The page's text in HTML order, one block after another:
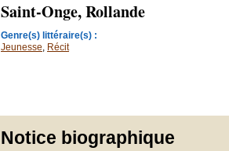
Saint-Onge, Rollande
Genre(s) littéraire(s) :
Jeunesse, Récit
Notice biographique